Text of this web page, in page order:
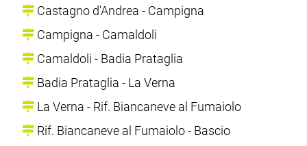
Castagno d'Andrea - Campigna
Campigna - Camaldoli
Camaldoli - Badia Prataglia
Badia Prataglia - La Verna
La Verna - Rif. Biancaneve al Fumaiolo
Rif. Biancaneve al Fumaiolo - Bascio